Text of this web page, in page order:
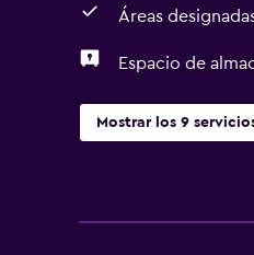
Áreas
Espacio de
Mostrar los 9